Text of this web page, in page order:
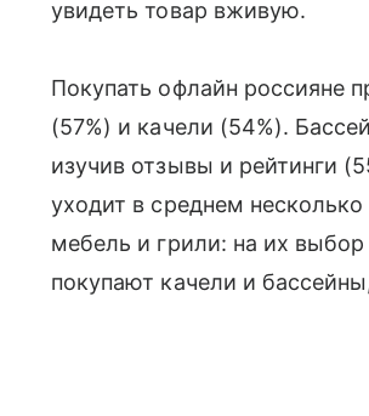
увидеть товар вживую.
Покупать офлайн россияне
(57%) и качели (54%).
изучив отзывы и рейтинги
уходит в среднем
мебель и грили: на их
покупают качели и